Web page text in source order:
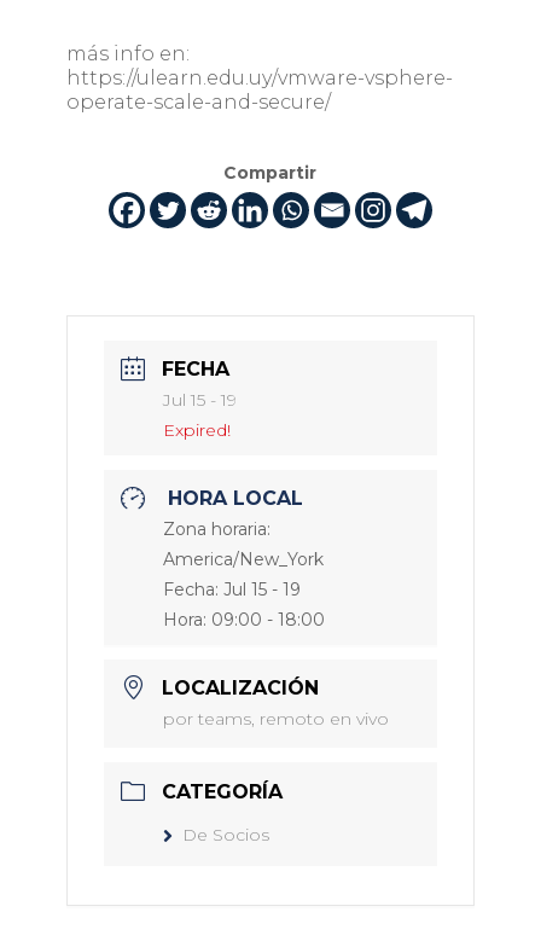
más info en:
https://ulearn.edu.uy/vmware-vsphere-
operate-scale-and-secure/
Compartir
FECHA
Jul 15 - 19
Expired!
HORA LOCAL
Zona horaria:
America/New_York
Fecha: Jul 15 - 19
Hora: 09:00 - 18:00
LOCALIZACIÓN
por teams, remoto en vivo
CATEGORÍA
De Socios